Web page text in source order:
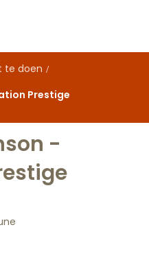
te doen
Prestige
-